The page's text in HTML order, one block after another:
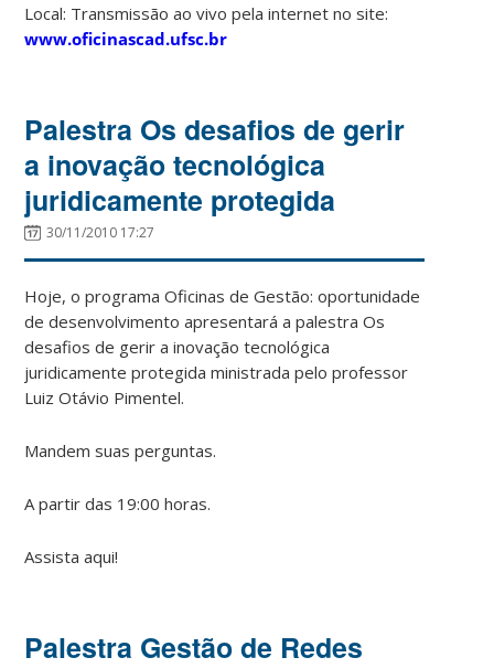
Local: Transmissão ao vivo pela internet no site:
www.oficinascad.ufsc.br
Palestra Os desafios de gerir
a inovação tecnológica
juridicamente protegida
30/11/2010 17:27
Hoje, o programa Oficinas de Gestão: oportunidade
de desenvolvimento apresentará a palestra Os
desafios de gerir a inovação tecnológica
juridicamente protegida ministrada pelo professor
Luiz Otávio Pimentel.
Mandem suas perguntas.
A partir das 19:00 horas.
Assista aqui!
Palestra Gestão de Redes